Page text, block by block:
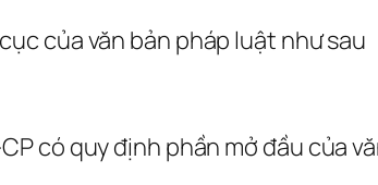
của văn bản pháp luật như sau
có quy định phần mở đầu của